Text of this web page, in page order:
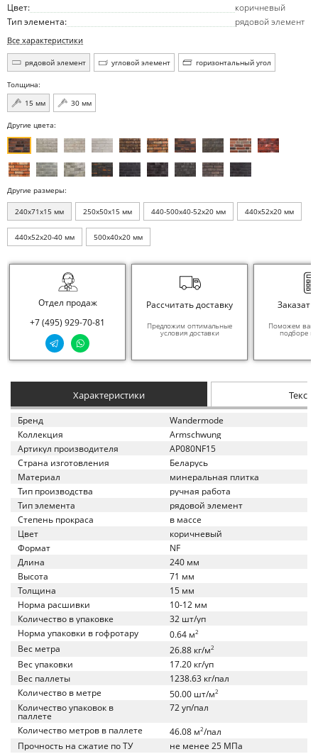
Цвет:
коричневый
Тип элемента:
рядовой элемент
Все характеристики
рядовой элемент угловой элемент горизонтальный угол
Толщина:
15 мм
30 мм
Другие цвета:
Другие размеры:
240x71x15 мм 250x50x15 мм 440-500x40-52x20 мм 440x52x20 мм
440x52x20-40 мм 500x40x20 мм
Отдел продаж
+7 (495) 929-70-81
Рассчитать доставку
Предложим оптимальные
условия доставки
Заказать
Поможем вам
подборе
Характеристики
Бренд
Wandermode
Коллекция
Armschwung
Артикул производителя
AP080NF15
Страна изготовления
Беларусь
Материал
минеральная плитка
Тип производства
ручная работа
Тип элемента
рядовой элемент
Степень прокраса
в массе
Цвет
коричневый
Формат
NF
Длина
240 мм
Высота
71 мм
Толщина
15 мм
Норма расшивки
10-12 мм
Количество в упаковке
32 шт/уп
Норма упаковки в гофротару
0.64 м2
Вес метра 26.88 кг/м2
Вес упаковки
17.20 кг/уп
Вес паллеты
1238.63 кг/пал
Количество в метре
50.00 шт/м2
Количество упаковок в
паллете
72 уп/пал
Количество метров в паллете 46.08 м2/пал
Прочность на сжатие по ТУ
не менее 25 МПа